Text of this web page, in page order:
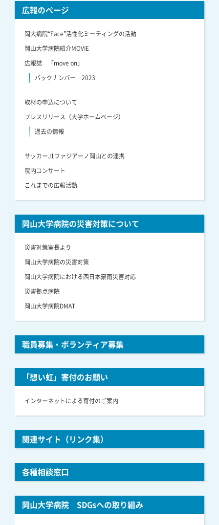
広報のページ
岡大病院“Face”活性化ミーティングの活動
岡山大学病院紹介MOVIE
広報誌 「move on」
バックナンバー 2023
取材の申込について
プレスリリース（大学ホームページ）
過去の情報
サッカーJ1ファジアーノ岡山との連携
院内コンサート
これまでの広報活動
岡山大学病院の災害対策について
災害対策室長より
岡山大学病院の災害対策
岡山大学病院における西日本豪雨災害対応
災害拠点病院
岡山大学病院DMAT
職員募集・ボランティア募集
「想い虹」寄付のお願い
インターネットによる寄付のご案内
関連サイト（リンク集）
各種相談窓口
岡山大学病院 SDGsへの取り組み